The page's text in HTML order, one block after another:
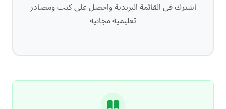
اشترك في القائمة البريدية واحصل على كتب ومصادر
تعليمية مجانية